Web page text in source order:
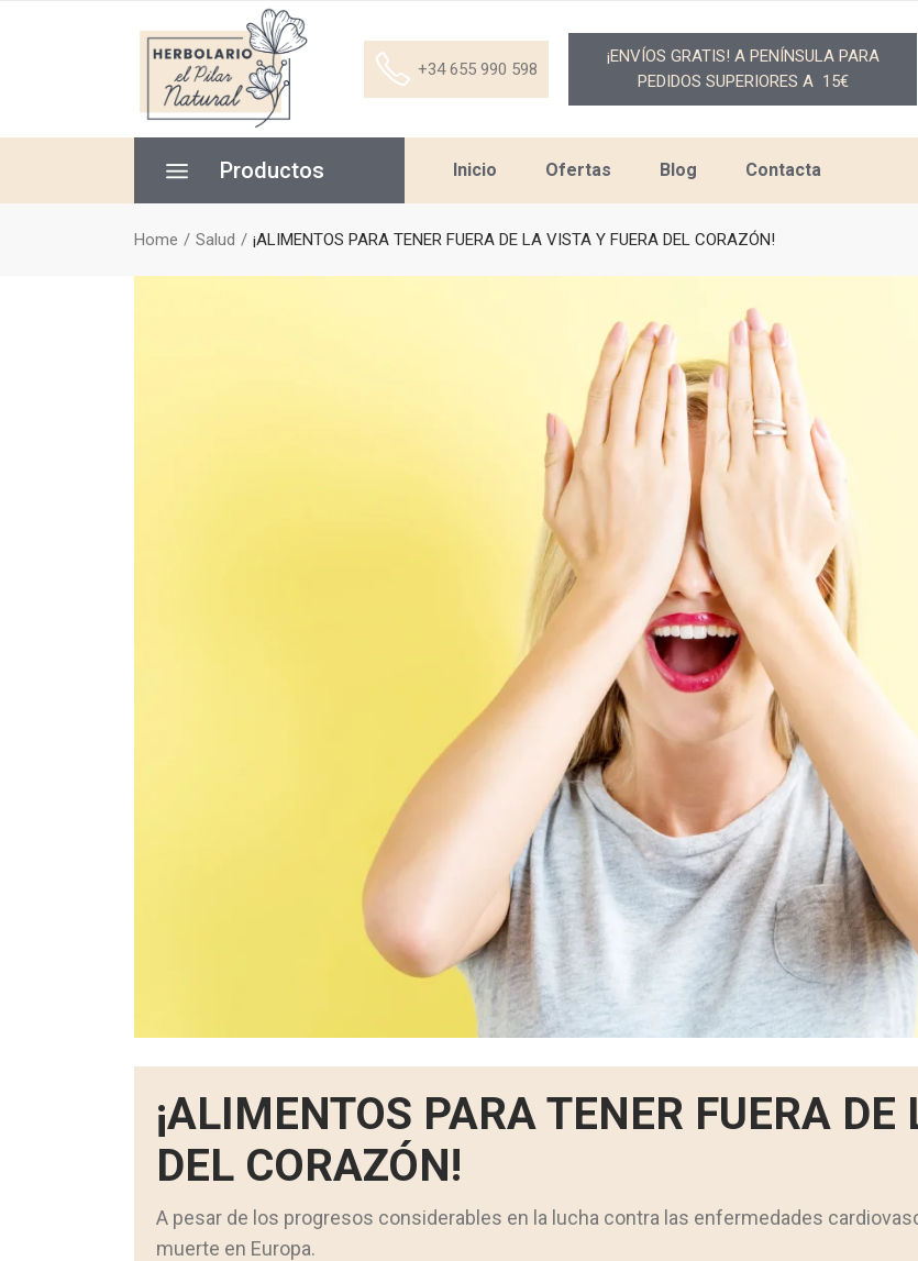
+34 655 990 598
¡ENVÍOS GRATIS! A PENÍNSULA PARA
PEDIDOS SUPERIORES A 15€
Productos Inicio Ofertas Blog Contacta
Home Salud ¡ALIMENTOS PARA TENER FUERA DE LA VISTA Y FUERA DEL CORAZÓN!
¡ALIMENTOS PARA TENER FUERA
DEL CORAZÓN!
A pesar de los progresos considerables en la lucha contra las enfermedades
muerte en Europa.